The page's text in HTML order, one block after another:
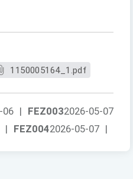
1150005164_1.pdf
FEZ0032026-05-07
06 |
FEZ0042026-05-07 |
|